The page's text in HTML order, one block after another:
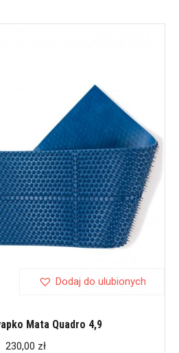
Dodaj do ulubionych
Mata Quadro 4,9
230,00 zł